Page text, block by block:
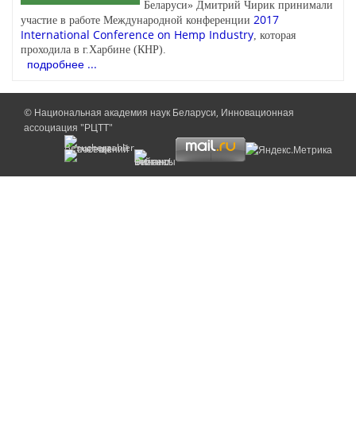
Беларуси» Дмитрий Чирик принимали
участие в работе Международной конференции 2017
International Conference on Hemp Industry , которая
проходила в г.Харбине (КНР).
подробнее ...
© Национальная академия наук Беларуси, Инновационная
ассоциация "РЦТТ"